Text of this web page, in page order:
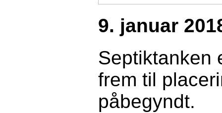
9. januar
Septiktanken
frem til
påbegyndt.